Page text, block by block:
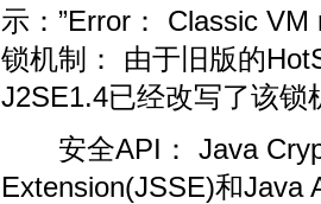
示：”Error： Classic VM
锁机制： 由于旧版的
J2SE1.4已经改写了该锁
安全API： Java
Extension(JSSE)和Java